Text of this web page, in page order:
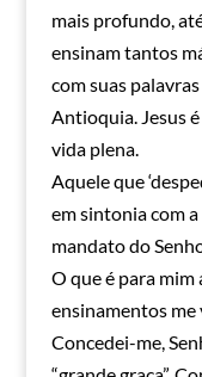
mais profundo,
ensinam tantos
com suas
Antioquia. Jesus
vida plena.
Aquele que
em sintonia com
mandato do
O que é para mim
ensinamentos me
Concedei-me,